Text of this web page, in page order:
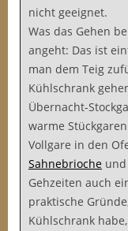
nicht geeignet.
Was das Gehen
angeht: Das ist
man dem Teig
Kühlschrank
Übernacht-
warme
Vollgare in den
Sahnebrioche
Gehzeiten auch
praktische
Kühlschrank